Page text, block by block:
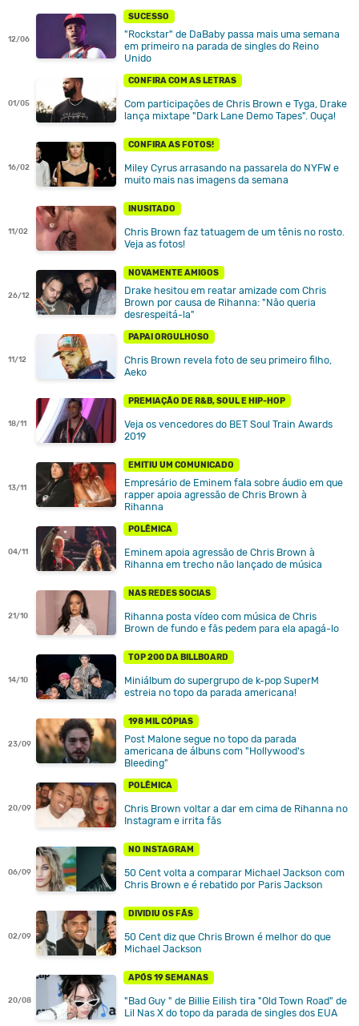
12/06
SUCESSO
"Rockstar" de DaBaby passa mais uma semana
em primeiro na parada de singles do Reino
Unido
01/05
CONFIRA COM AS LETRAS
Com participações de Chris Brown e Tyga, Drake
lança mixtape "Dark Lane Demo Tapes". Ouça!
16/02
CONFIRA AS FOTOS!
Miley Cyrus arrasando na passarela do NYFW e
muito mais nas imagens da semana
11/02
INUSITADO
Chris Brown faz tatuagem de um tênis no rosto.
Veja as fotos!
26/12
NOVAMENTE AMIGOS
Drake hesitou em reatar amizade com Chris
Brown por causa de Rihanna: "Não queria
desrespeitá-la"
11/12
PAPAI ORGULHOSO
Chris Brown revela foto de seu primeiro filho,
Aeko
18/11
PREMIAÇÃO DE R&B, SOUL E HIP-HOP
Veja os vencedores do BET Soul Train Awards
2019
13/11
EMITIU UM COMUNICADO
Empresário de Eminem fala sobre áudio em que
rapper apoia agressão de Chris Brown à
Rihanna
04/11
POLÊMICA
Eminem apoia agressão de Chris Brown à
Rihanna em trecho não lançado de música
21/10
NAS REDES SOCIAS
Rihanna posta vídeo com música de Chris
Brown de fundo e fãs pedem para ela apagá-lo
14/10
TOP 200 DA BILLBOARD
Miniálbum do supergrupo de k-pop SuperM
estreia no topo da parada americana!
23/09
198 MIL CÓPIAS
Post Malone segue no topo da parada
americana de álbuns com "Hollywood's
Bleeding"
20/09
POLÊMICA
Chris Brown voltar a dar em cima de Rihanna no
Instagram e irrita fãs
06/09
NO INSTAGRAM
50 Cent volta a comparar Michael Jackson com
Chris Brown e é rebatido por Paris Jackson
02/09
DIVIDIU OS FÃS
50 Cent diz que Chris Brown é melhor do que
Michael Jackson
20/08
APÓS 19 SEMANAS
"Bad Guy " de Billie Eilish tira "Old Town Road" de
Lil Nas X do topo da parada de singles dos EUA